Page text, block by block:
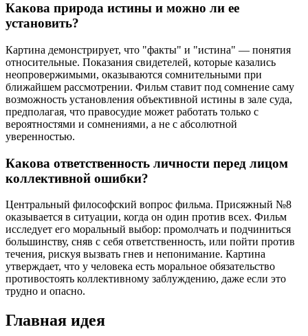
Какова природа истины и можно ли ее
установить?
Картина демонстрирует, что "факты" и "истина" — понятия
относительные. Показания свидетелей, которые казались
неопровержимыми, оказываются сомнительными при
ближайшем рассмотрении. Фильм ставит под сомнение саму
возможность установления объективной истины в зале суда,
предполагая, что правосудие может работать только с
вероятностями и сомнениями, а не с абсолютной
уверенностью.
Какова ответственность личности перед лицом
коллективной ошибки?
Центральный философский вопрос фильма. Присяжный №8
оказывается в ситуации, когда он один против всех. Фильм
исследует его моральный выбор: промолчать и подчиниться
большинству, сняв с себя ответственность, или пойти против
течения, рискуя вызвать гнев и непонимание. Картина
утверждает, что у человека есть моральное обязательство
противостоять коллективному заблуждению, даже если это
трудно и опасно.
Главная идея